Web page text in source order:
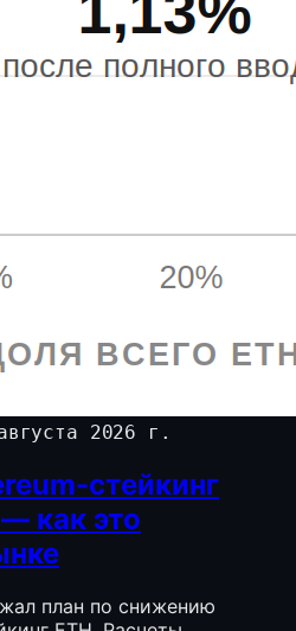
2026 г.
стейкинг
как это
план по снижению